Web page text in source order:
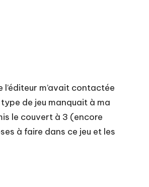
m’avait contactée
de jeu manquait à ma
le couvert à 3 (encore
à faire dans ce jeu et les